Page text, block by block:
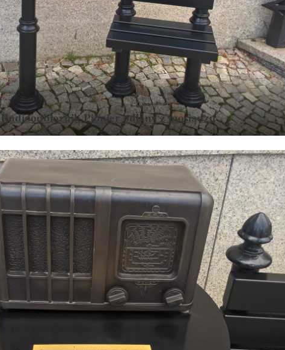
Radioodbiornik Pionier odlany z mosiądzu